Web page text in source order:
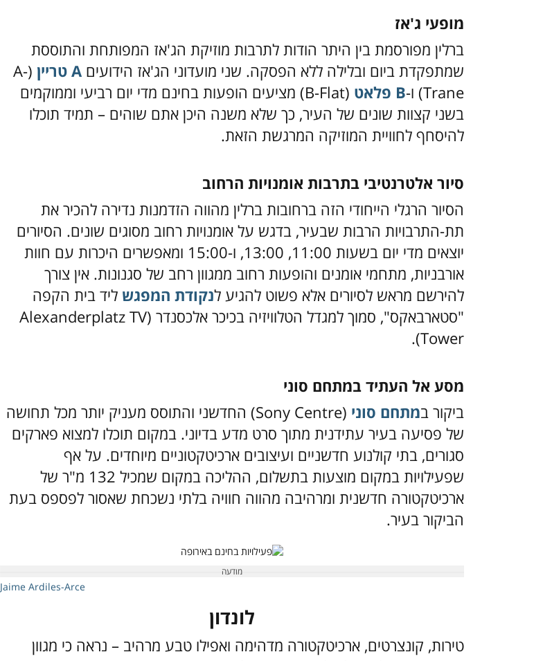
מופעי ג'אז
ברלין מפורסמת בין היתר הודות לתרבות מוזיקת הג'אז המפותחת והתוססת
שמתפקדת ביום ובלילה ללא הפסקה. שני מועדוני הג'אז הידועים A טריין
(A-
Trane) ו-
B פלאט
(B-Flat) מציעים הופעות בחינם מדי יום רביעי וממוקמים
בשני קצוות שונים של העיר, כך שלא משנה היכן אתם שוהים – תמיד תוכלו
להיסחף לחוויית המוזיקה המרגשת הזאת.
סיור אלטרנטיבי בתרבות אומנויות הרחוב
הסיור הרגלי הייחודי הזה ברחובות ברלין מהווה הזדמנות נדירה להכיר את
תת-התרבויות הרבות שבעיר, בדגש על אומנויות רחוב מסוגים שונים. הסיורים
יוצאים מדי יום בשעות 11:00, 13:00, ו-15:00 ומאפשרים היכרות עם חוות
אורבניות, מתחמי אומנים והופעות רחוב ממגוון רחב של סגנונות. אין צורך
להירשם מראש לסיורים אלא פשוט להגיע לנקודת המפגש ליד בית הקפה
"סטארבאקס", סמוך למגדל הטלוויזיה בכיכר אלכסנדר (Alexanderplatz TV
Tower).
מסע אל העתיד במתחם סוני
ביקור במתחם סוני
(Sony Centre) החדשני והתוסס מעניק יותר מכל תחושה
של פסיעה בעיר עתידנית מתוך סרט מדע בדיוני. במקום תוכלו למצוא פארקים
סגורים, בתי קולנוע חדשניים ועיצובים ארכיטקטוניים מיוחדים. על אף
שפעילויות במקום מוצעות בתשלום, ההליכה במקום שמכיל 132 מ"ר של
ארכיטקטורה חדשנית ומרהיבה מהווה חוויה בלתי נשכחת שאסור לפספס בעת
הביקור בעיר.
Jaime Ardiles-Arce
לונדון
טירות, קונצרטים, ארכיטקטורה מדהימה ואפילו טבע מרהיב – נראה כי מגוון